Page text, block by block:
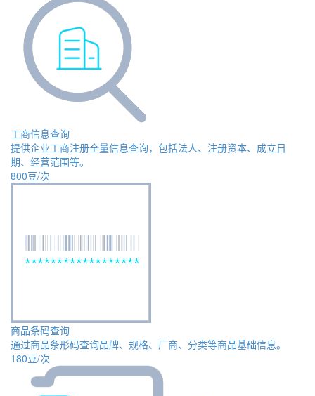
工商信息查询
提供企业工商注册全量信息查询，包括法人、注册资本、成立日
期、经营范围等。
800豆/次
商品条码查询
通过商品条形码查询品牌、规格、厂商、分类等商品基础信息。
180豆/次